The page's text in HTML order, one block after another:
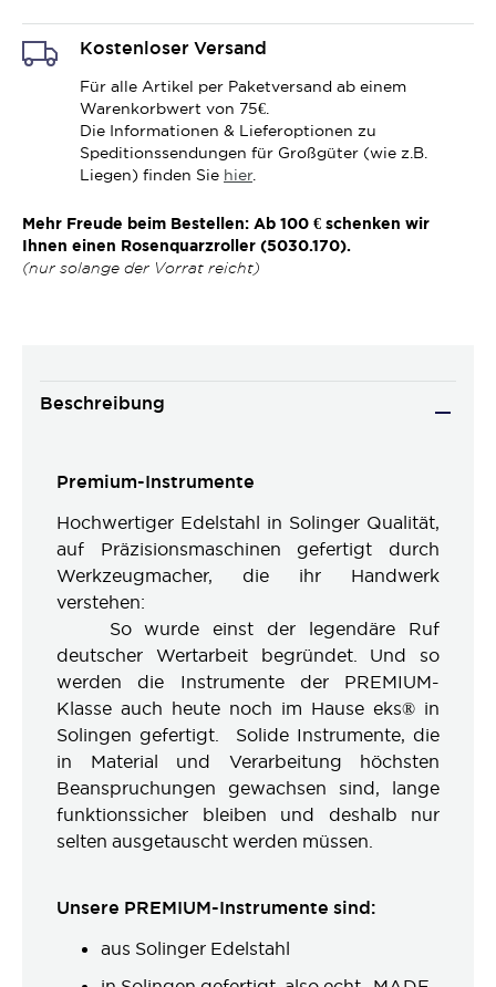
Kostenloser Versand
Für alle Artikel per Paketversand ab einem
Warenkorbwert von 75€.
Die Informationen & Lieferoptionen zu
Speditionssendungen für Großgüter (wie z.B.
Liegen) finden Sie hier.
Mehr Freude beim Bestellen: Ab 100 € schenken wir
Ihnen einen Rosenquarzroller (5030.170).
(nur solange der Vorrat reicht)
Beschreibung
Premium-Instrumente
Hochwertiger Edelstahl in Solinger Qualität,
auf Präzisionsmaschinen gefertigt durch
Werkzeugmacher, die ihr Handwerk
verstehen:
So wurde einst der legendäre Ruf
deutscher Wertarbeit begründet. Und so
werden die Instrumente der PREMIUM-
Klasse auch heute noch im Hause eks® in
Solingen gefertigt. Solide Instrumente, die
in Material und Verarbeitung höchsten
Beanspruchungen gewachsen sind, lange
funktionssicher bleiben und deshalb nur
selten ausgetauscht werden müssen.
Unsere PREMIUM-Instrumente sind:
aus Solinger Edelstahl